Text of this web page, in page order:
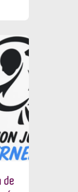
de